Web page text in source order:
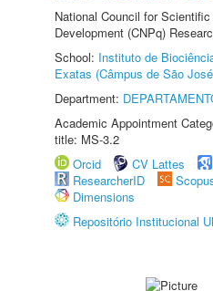
National Council for
Development (CNPq)
School: Instituto de
Exatas (Câmpus de São
Department:
Academic Appointment
title: MS-3.2
Orcid
CV Lattes
ResearcherID
Dimensions
Repositório Institucional